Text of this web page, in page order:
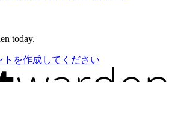
today.
を作成してください